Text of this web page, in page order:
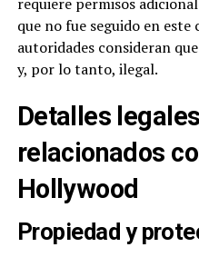
requiere permisos
que no fue seguido en este
autoridades consideran
y, por lo tanto, ilegal.
Detalles
relacionados
Hollywood
Propiedad y